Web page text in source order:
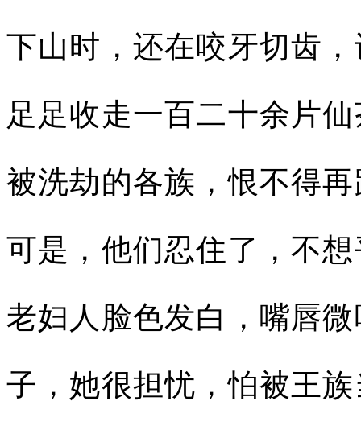
下山时，还在咬牙切齿
足足收走一百二十余片
被洗劫的各族，恨不得
可是，他们忍住了，不
老妇人脸色发白，嘴唇
子，她很担忧，怕被王